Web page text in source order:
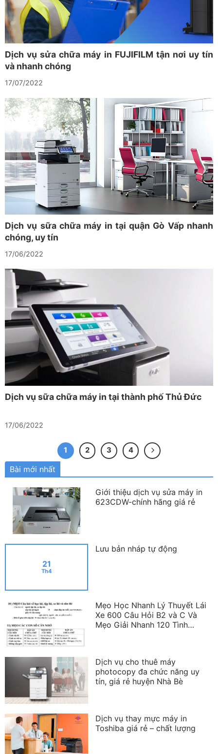
Dịch vụ sửa chữa máy in FUJIFILM tận nơi uy tín
và nhanh chóng
17/07/2022
Dịch vụ sữa chữa máy in tại quận Gò Vấp nhanh
chóng, uy tín
17/06/2022
Dịch vụ sữa chữa máy in tại thành phố Thủ Đức
17/06/2022
1 2 3 4
Bài mới nhất
Giới thiệu dịch vụ sửa máy in
623CDW-chính hãng giá rẻ
21
Th4
Lưu bản nháp tự động
Mẹo Học Nhanh Lý Thuyết Lái
Xe 600 Câu Hỏi B2 và C Và
Mẹo Giải Nhanh 120 Tình
Dịch vụ cho thuê máy
photocopy đa chức năng uy
tín, giá rẻ huyện Nhà Bè
Dịch vụ thay mực máy in
Toshiba giá rẻ – chất lượng